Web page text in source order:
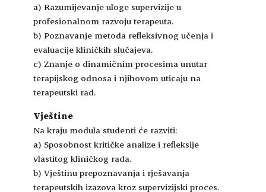
a) Razumijevanje uloge supervizije u
profesionalnom razvoju terapeuta.
b) Poznavanje metoda refleksivnog učenja i
evaluacije kliničkih slučajeva.
c) Znanje o dinamičnim procesima unutar
terapijskog odnosa i njihovom uticaju na
terapeutski rad.
Vještine
Na kraju modula studenti će razviti:
a) Sposobnost kritičke analize i refleksije
vlastitog kliničkog rada.
b) Vještinu prepoznavanja i rješavanja
terapeutskih izazova kroz supervizijski proces.